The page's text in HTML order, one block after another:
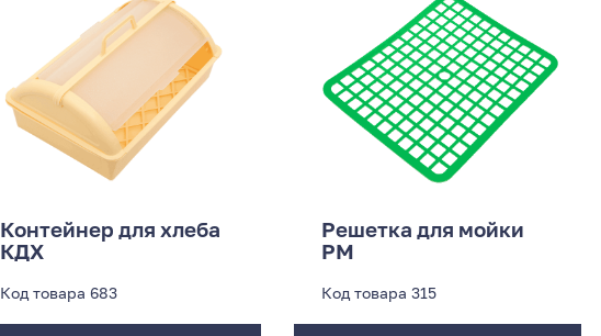
Контейнер для хлеба
КДХ
Код товара 683
Решетка для мойки
РМ
Код товара 315